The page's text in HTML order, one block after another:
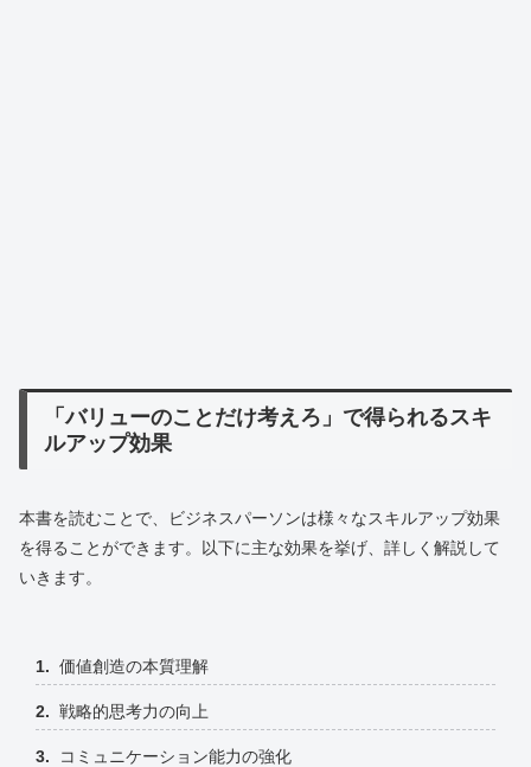
「バリューのことだけ考えろ」で得られるスキ
ルアップ効果
本書を読むことで、ビジネスパーソンは様々なスキルアップ効果
を得ることができます。以下に主な効果を挙げ、詳しく解説して
いきます。
価値創造の本質理解
戦略的思考力の向上
コミュニケーション能力の強化